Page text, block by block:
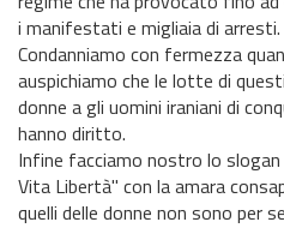
i manifestati e migliaia di arresti.
Condanniamo con fermezza
auspichiamo che le lotte di
donne a gli uomini iraniani di
hanno diritto.
Infine facciamo nostro lo slogan
Vita Libertà" con la amara
quelli delle donne non sono per